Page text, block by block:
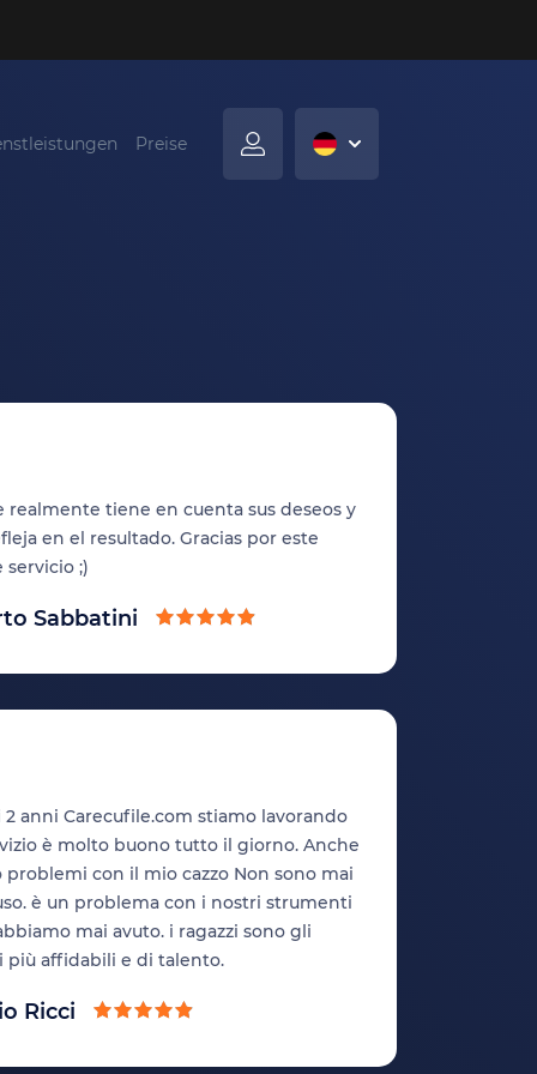
Preise
realmente tiene en cuenta sus deseos y
en el resultado. Gracias por este
;)
Sabbatini
anni Carecufile.com stiamo lavorando
è molto buono tutto il giorno. Anche
problemi con il mio cazzo Non sono mai
è un problema con i nostri strumenti
mai avuto. i ragazzi sono gli
più affidabili e di talento.
Ricci